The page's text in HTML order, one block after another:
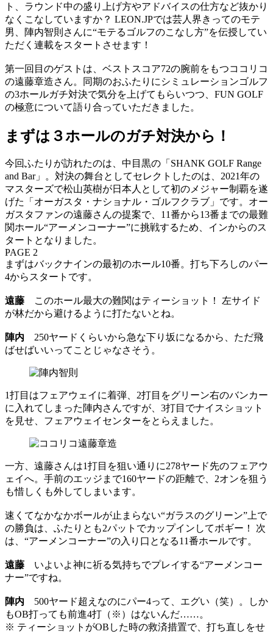
ト、ラウンド中の盛り上げ方やアドバイスの仕方など抜かり
なくこなしていますか？ LEON.JPでは芸人界きってのモテ
男、陣内智則さんに“モテるゴルフのこなし方”を伝授してい
ただく連載をスタートさせます！
第一回目のゲストは、ベストスコア72の腕前をもつココリコ
の遠藤章造さん。同期のおふたりにシミュレーションゴルフ
の3ホールガチ対決で気分を上げてもらいつつ、FUN GOLF
の極意について語り合っていただきました。
まずは３ホールのガチ対決から！
今回ふたりが訪れたのは、中目黒の「SHANK GOLF Range
and Bar」。対決の舞台としてセレクトしたのは、2021年の
マスターズで松山英樹が日本人として初のメジャー制覇を遂
げた「オーガスタ・ナショナル・ゴルフクラブ」です。オー
ガスタファンの遠藤さんの提案で、11番から13番までの最難
関ホール“アーメンコーナー”に挑戦するため、インからのス
タートとなりました。
PAGE 2
まずはバックナインの最初のホール10番。打ち下ろしのパー
4からスタートです。
遠藤 このホール最大の難関はティーショット！ 左サイド
が林だから避けるように打たないとね。
陣内 250ヤードくらいから急な下り坂になるから、ただ飛
ばせばいいってことじゃなさそう。
1打目はフェアウェイに着弾、2打目をグリーン右のバンカー
に入れてしまった陣内さんですが、3打目でナイスショット
を見せ、フェアウェイセンターをとらえました。
一方、遠藤さんは1打目を狙い通りに278ヤード先のフェアウ
ェイへ。手前のエッジまで160ヤードの距離で、2オンを狙う
も惜しくも外してしまいます。
速くてなかなかボールが止まらない“ガラスのグリーン”上で
の勝負は、ふたりとも2パットでカップインしてボギー！ 次
は、“アーメンコーナー”の入り口となる11番ホールです。
遠藤 いよいよ神に祈る気持ちでプレイする“アーメンコー
ナー”ですね。
陣内 500ヤード超えなのにパー4って、エグい（笑）。しか
もOB打っても前進4打（※）はないんだ……。
※ ティーショットがOBした時の救済措置で、打ち直しをせ